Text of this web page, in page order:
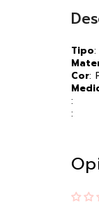
Tipo
Cor:
:
: